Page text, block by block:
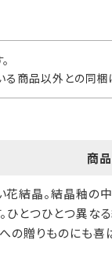
です。
る商品以外との同梱
商
結晶。結晶釉の
ひとつひとつ異な
の贈りものにも喜